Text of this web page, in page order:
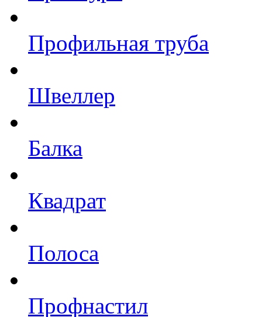
Профильная труба
Швеллер
Балка
Квадрат
Полоса
Профнастил